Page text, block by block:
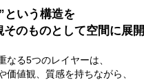
という構造を
のものとして空間に展開
なる5つのレイヤーは、
価値観、質感を持ちながら、